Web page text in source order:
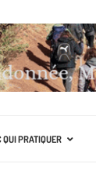
QUI PRATIQUER